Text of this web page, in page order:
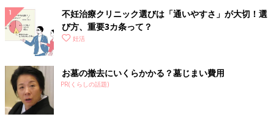
不妊治療クリニック選びは「通いやすさ」が大切！選
び方、重要3カ条って？
妊活
お墓の撤去にいくらかかる？墓じまい費用
PR(くらしの話題)